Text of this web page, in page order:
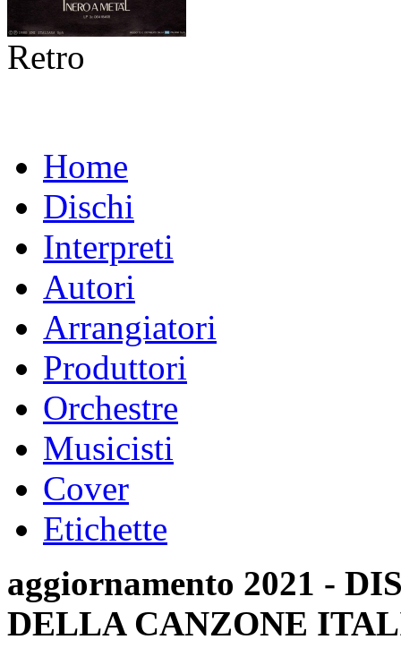
Retro
Home
Dischi
Interpreti
Autori
Arrangiatori
Produttori
Orchestre
Musicisti
Cover
Etichette
aggiornamento 2021 -
DELLA CANZONE